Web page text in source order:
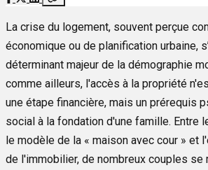
La crise du logement, souvent perçue
économique ou de planification urbaine,
déterminant majeur de la démographie
comme ailleurs, l'accès à la propriété
une étape financière, mais un prérequis
social à la fondation d'une famille. Entre
le modèle de la « maison avec cour » et
de l'immobilier, de nombreux couples se